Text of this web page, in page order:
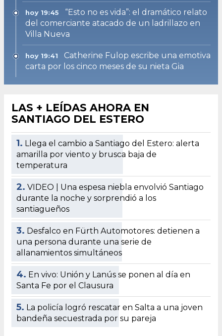
hoy 19:45
“Esto no es vida”: el dramático relato
del comerciante atacado de un ladrillazo en
Villa Nueva
hoy 19:41
Catherine Fulop escribe una emotiva
carta por los cinco meses de su nieta Gia
LAS + LEÍDAS AHORA EN
SANTIAGO DEL ESTERO
1. Llega el cambio a Santiago del Estero: alerta
amarilla por viento y brusca baja de
temperatura
2. VIDEO | Una espesa niebla envolvió Santiago
durante la noche y sorprendió a los
santiagueños
3. Desfalco en Fürth Automotores: detienen a
una persona durante una serie de
allanamientos simultáneos
4. En vivo: Unión y Lanús se ponen al día en
Santa Fe por el Clausura
5. La policía logró rescatar en Salta a una joven
bandeña secuestrada por su pareja